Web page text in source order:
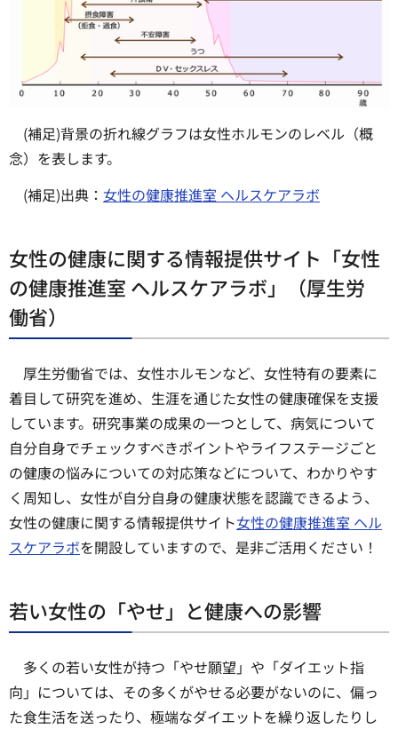
(補足)背景の折れ線グラフは女性ホルモンのレベル（概
念）を表します。
(補足)出典： 女性の健康推進室 ヘルスケアラボ
女性の健康に関する情報提供サイト「女性
の健康推進室 ヘルスケアラボ」（厚生労
働省）
厚生労働省では、女性ホルモンなど、女性特有の要素に
着目して研究を進め、生涯を通じた女性の健康確保を支援
しています。研究事業の成果の一つとして、病気について
自分自身でチェックすべきポイントやライフステージごと
の健康の悩みについての対応策などについて、わかりやす
く周知し、女性が自分自身の健康状態を認識できるよう、
女性の健康に関する情報提供サイト女性の健康推進室 ヘル
スケアラボを開設していますので、是非ご活用ください！
若い女性の「やせ」と健康への影響
多くの若い女性が持つ「やせ願望」や「ダイエット指
向」については、その多くがやせる必要がないのに、偏っ
た食生活を送ったり、極端なダイエットを繰り返したりし